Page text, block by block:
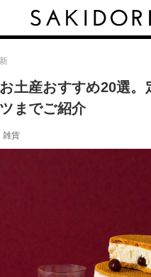
土産おすすめ20選。
までご紹介
雑貨